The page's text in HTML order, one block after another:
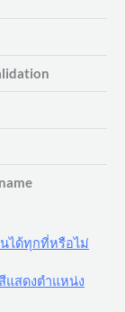
ได้ทุกที่หรือไม่
แสดงตำแหน่ง